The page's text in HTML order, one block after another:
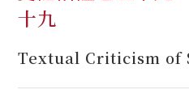
十九
Textual Criticism of